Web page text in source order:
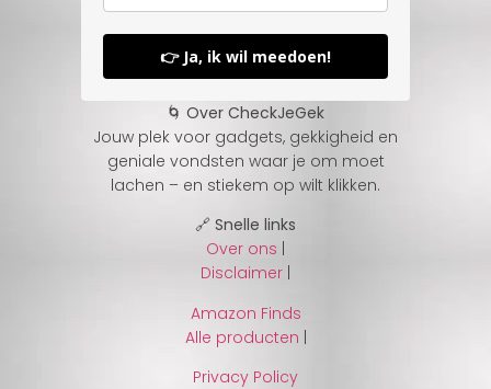
👉 Ja, ik wil meedoen!
🌀 Over CheckJeGek
Jouw plek voor gadgets, gekkigheid en
geniale vondsten waar je om moet
lachen – en stiekem op wilt klikken.
🔗 Snelle links
Over ons
Disclaimer
Amazon Finds
Alle producten |
Privacy Policy